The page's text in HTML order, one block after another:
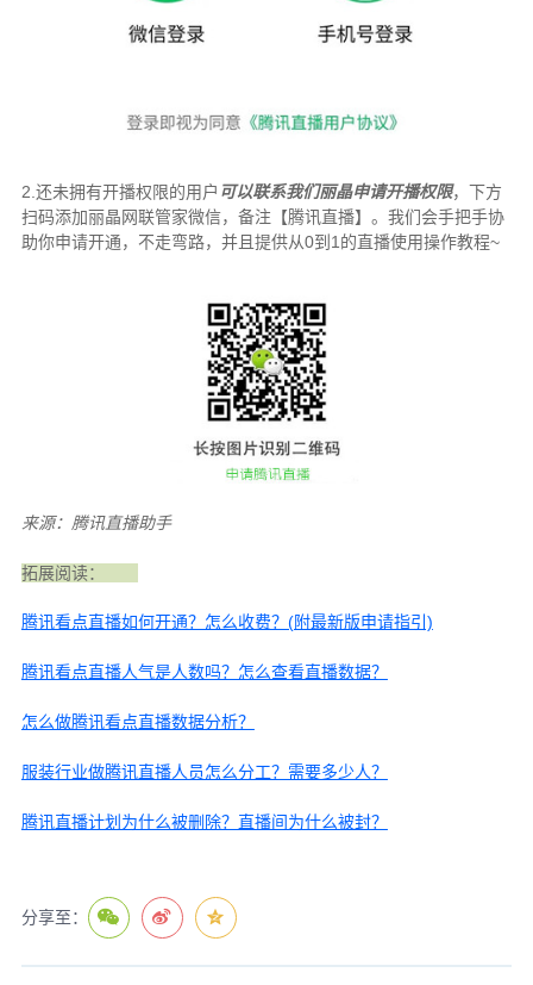
2.还未拥有开播权限的用户 可以联系我们丽晶申请开播权限，下方
扫码添加丽晶网联管家微信，备注【腾讯直播】。我们会手把手协
助你申请开通，不走弯路，并且提供从0到1的直播使用操作教程~
来源：腾讯直播助手
拓展阅读：
腾讯看点直播如何开通？怎么收费？(附最新版申请指引)
腾讯看点直播人气是人数吗？怎么查看直播数据？
怎么做腾讯看点直播数据分析？
服装行业做腾讯直播人员怎么分工？需要多少人？
腾讯直播计划为什么被删除？直播间为什么被封？
分享至：